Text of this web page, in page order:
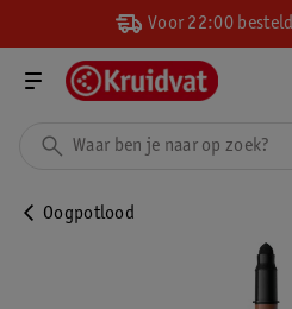
Voor 22:00
Oogpotlood